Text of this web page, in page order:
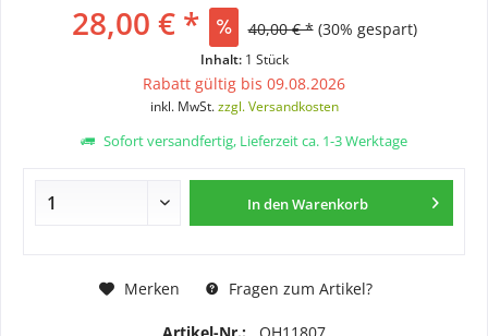
28,00 € * 40,00 € * (30% gespart)
Inhalt: 1 Stück
Rabatt gültig bis 09.08.2026
inkl. MwSt.zzgl. Versandkosten
Sofort versandfertig, Lieferzeit ca. 1-3 Werktage
In denWarenkorb
Merken Fragen zum Artikel?
Artikel-Nr.: OH11807